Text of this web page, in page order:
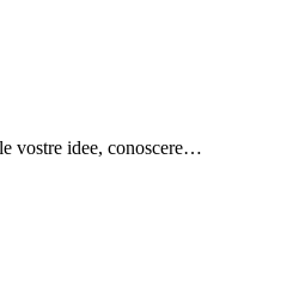
vostre idee, conoscere…